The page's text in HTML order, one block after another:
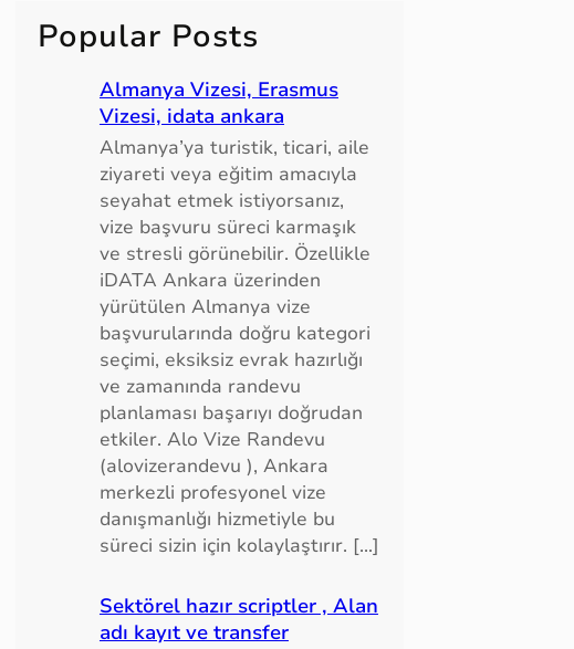
h
Popular Posts
Almanya Vizesi, Erasmus
Vizesi, idata ankara
Almanya’ya turistik, ticari, aile
ziyareti veya eğitim amacıyla
seyahat etmek istiyorsanız,
vize başvuru süreci karmaşık
ve stresli görünebilir. Özellikle
iDATA Ankara üzerinden
yürütülen Almanya vize
başvurularında doğru kategori
seçimi, eksiksiz evrak hazırlığı
ve zamanında randevu
planlaması başarıyı doğrudan
etkiler. Alo Vize Randevu
(alovizerandevu ), Ankara
merkezli profesyonel vize
danışmanlığı hizmetiyle bu
süreci sizin için kolaylaştırır. […]
Sektörel hazır scriptler , Alan
adı kayıt ve transfer